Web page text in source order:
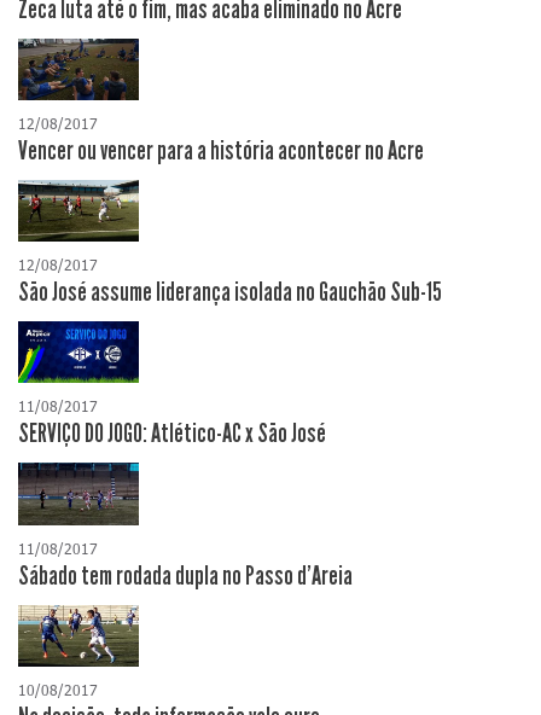
Zeca luta até o fim, mas acaba eliminado no Acre
12/08/2017
Vencer ou vencer para a história acontecer no Acre
12/08/2017
São José assume liderança isolada no Gauchão Sub-15
11/08/2017
SERVIÇO DO JOGO: Atlético-AC x São José
11/08/2017
Sábado tem rodada dupla no Passo d'Areia
10/08/2017